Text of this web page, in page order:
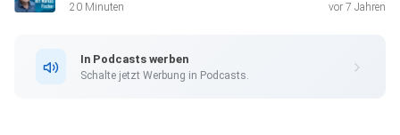
20 Minuten vor 7 Jahren
In Podcasts werben
Schalte jetzt Werbung in Podcasts.